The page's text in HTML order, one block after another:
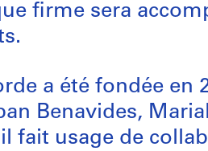
firme sera
a été fondée en
Benavides,
fait usage de